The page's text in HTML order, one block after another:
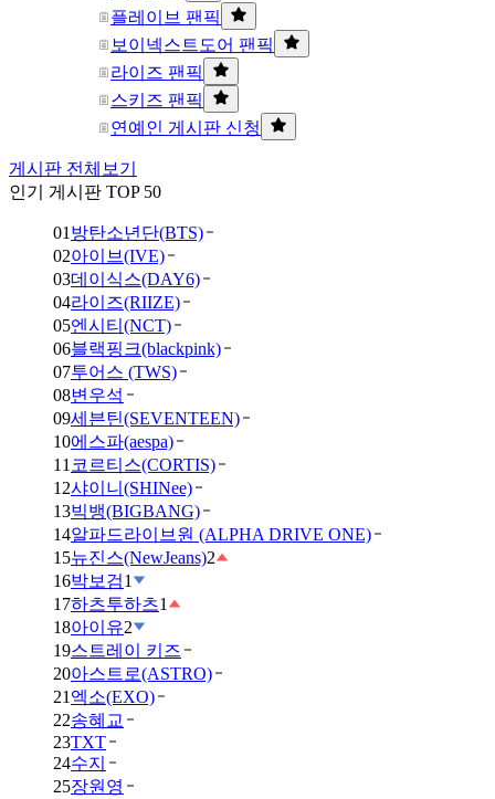
플레이브 팬픽
보이넥스트도어 팬픽
라이즈 팬픽
스키즈 팬픽
연예인 게시판 신청
게시판 전체보기
인기 게시판 TOP 50
01 방탄소년단(BTS)
02아이브(IVE)
03데이식스(DAY6)
04라이즈(RIIZE)
05엔시티(NCT)
06블랙핑크(blackpink)
07투어스 (TWS)
08변우석
09세븐틴(SEVENTEEN)
10에스파(aespa)
11 코르티스(CORTIS)
12샤이니(SHINee)
13빅뱅(BIGBANG)
14알파드라이브원 (ALPHA DRIVE ONE)
15뉴진스(NewJeans)2
16박보검1
17하츠투하츠1
18아이유2
19스트레이 키즈
20아스트로(ASTRO)
21 엑소(EXO)
22송혜교
23TXT
24수지
25장원영